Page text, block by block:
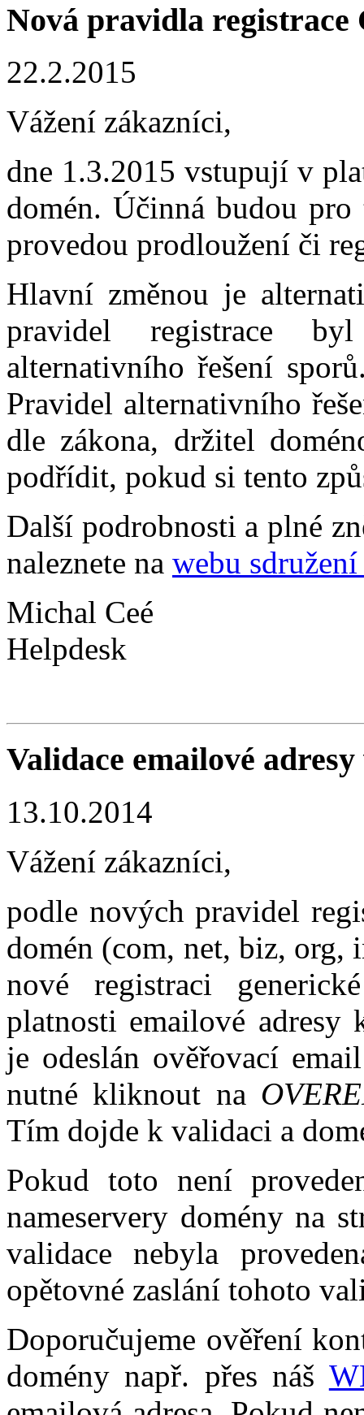
Nová pravidla registrace
22.2.2015
Vážení zákazníci,
dne 1.3.2015 vstupují v
domén. Účinná budou
provedou prodloužení či
Hlavní změnou je
pravidel registrace
alternativního řešení
Pravidel alternativního
dle zákona, držitel
podřídit, pokud si tento
Další podrobnosti a plné
naleznete na webu
Michal Ceé
Helpdesk
Validace emailové
13.10.2014
Vážení zákazníci,
podle nových pravidel
domén (com, net, biz,
nové registraci
platnosti emailové adresy
je odeslán ověřovací
nutné kliknout na
Tím dojde k validaci a
Pokud toto není
nameservery domény na
validace nebyla
opětovné zaslání tohoto
Doporučujeme ověření
domény např. přes náš